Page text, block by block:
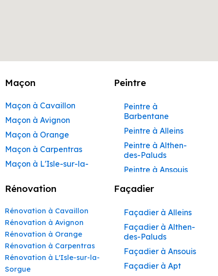
Maçon
Maçon à Cavaillon
Maçon à Avignon
Maçon à Orange
Maçon à Carpentras
Maçon à L'Isle-sur-la-
Maçon à Apt
Maçon à Pertuis
Maçon à Sorgues
Maçon à Le Pontet
Maçon à Vaison-la-
Romaine
Peintre
Peintre à
Barbentane
Peintre à Alleins
Peintre à Althen-
des-Paluds
Peintre à Ansouis
Peintre à Apt
Peintre à Aurons
Peintre à Avignon
Peintre à
Beaumettes
Peintre à Beaumont-
Rénovation
Rénovation à Cavaillon
Rénovation à Avignon
Rénovation à Orange
Rénovation à Carpentras
Rénovation à L'Isle-sur-la-
Sorgue
Façadier
Façadier à Alleins
Façadier à Althen-
des-Paluds
Façadier à Ansouis
Façadier à Apt